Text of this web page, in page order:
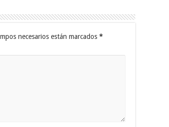
necesarios están marcados *